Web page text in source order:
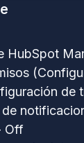
HubSpot
de
Off